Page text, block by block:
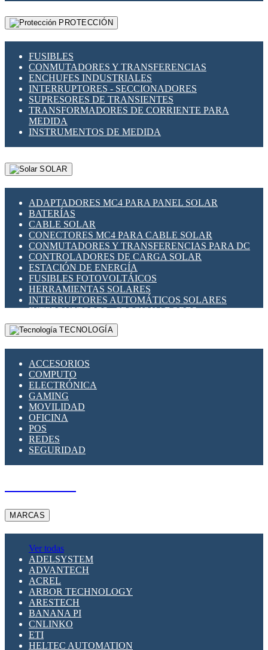
PROTECCIÓN
FUSIBLES
CONMUTADORES Y TRANSFERENCIAS
ENCHUFES INDUSTRIALES
INTERRUPTORES - SECCIONADORES
SUPRESORES DE TRANSIENTES
TRANSFORMADORES DE CORRIENTE PARA
MEDIDA
INSTRUMENTOS DE MEDIDA
SOLAR
ADAPTADORES MC4 PARA PANEL SOLAR
BATERÍAS
CABLE SOLAR
CONECTORES MC4 PARA CABLE SOLAR
CONMUTADORES Y TRANSFERENCIAS PARA DC
CONTROLADORES DE CARGA SOLAR
ESTACIÓN DE ENERGÍA
FUSIBLES FOTOVOLTÁICOS
HERRAMIENTAS SOLARES
INTERRUPTORES AUTOMÁTICOS SOLARES
INTERRUPTORES - SECCIONADORES
FOTOVOLTÁICOS
MONTAJE PANEL SOLAR
SUPRESOR DE TRANSIENTES SPDS PARA
APLICACIONES FOTOVOLTAICAS
TECNOLOGÍA
ACCESORIOS
COMPUTO
ELECTRÓNICA
GAMING
MOVILIDAD
OFICINA
POS
REDES
SEGURIDAD
MARCAS
Ver todas
ADELSYSTEM
ADVANTECH
ACREL
ARBOR TECHNOLOGY
ARESTECH
BANANA PI
CNLINKO
ETI
HELTEC AUTOMATION